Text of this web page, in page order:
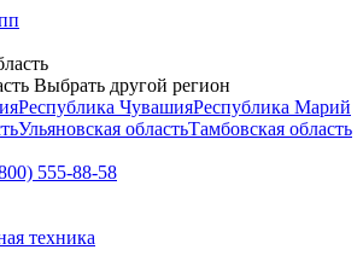
Выбрать другой регион
Республика ЧувашияРеспублика Марий
Ульяновская областьТамбовская область
555-88-58
техника